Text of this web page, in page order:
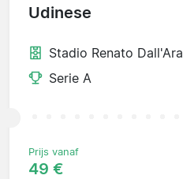
Udinese
Stadio Renato Dall'Ara
Serie A
Prijs vanaf
49 €